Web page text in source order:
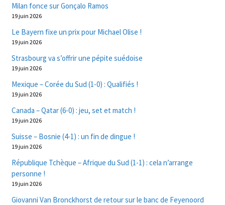
Milan fonce sur Gonçalo Ramos
19 juin 2026
Le Bayern fixe un prix pour Michael Olise !
19 juin 2026
Strasbourg va s’offrir une pépite suédoise
19 juin 2026
Mexique – Corée du Sud (1-0) : Qualifiés !
19 juin 2026
Canada – Qatar (6-0) : jeu, set et match !
19 juin 2026
Suisse – Bosnie (4-1) : un fin de dingue !
19 juin 2026
République Tchèque – Afrique du Sud (1-1) : cela n’arrange
personne !
19 juin 2026
Giovanni Van Bronckhorst de retour sur le banc de Feyenoord